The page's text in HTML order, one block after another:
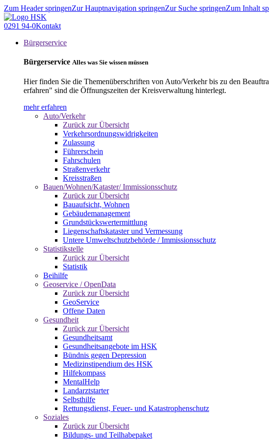
Zum Header springenZur Hauptnavigation springenZur Suche springenZum Inhalt
0291 94-0Kontakt
Bürgerservice
Bürgerservice Alles was Sie wissen müssen
Hier finden Sie die Themenüberschriften von Auto/Verkehr bis zu den
erfahren" sind die Öffnungszeiten der Kreisverwaltung hinterlegt.
mehr erfahren
Auto/Verkehr
Zurück zur Übersicht
Verkehrsordnungswidrigkeiten
Zulassung
Führerschein
Fahrschulen
Straßenverkehr
Kreisstraßen
Bauen/Wohnen/Kataster/ Immissionsschutz
Zurück zur Übersicht
Bauaufsicht, Wohnen
Gebäudemanagement
Grundstückswertermittlung
Liegenschaftskataster und Vermessung
Untere Umweltschutzbehörde / Immissionsschutz
Statistikstelle
Zurück zur Übersicht
Statistik
Beihilfe
Geoservice / OpenData
Zurück zur Übersicht
GeoService
Offene Daten
Gesundheit
Zurück zur Übersicht
Gesundheitsamt
Gesundheitsangebote im HSK
Bündnis gegen Depression
Medizinstipendium des HSK
Hilfekompass
MentalHelp
Landarztstarter
Selbsthilfe
Rettungsdienst, Feuer- und Katastrophenschutz
Soziales
Zurück zur Übersicht
Bildungs- und Teilhabepaket